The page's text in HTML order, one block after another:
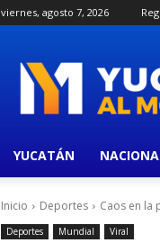
viernes, agosto 7, 2026
YUCATÁN
Inicio Deportes Caos en la
Deportes Mundial Viral